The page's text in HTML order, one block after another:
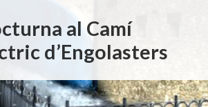
al Camí
d’Engolasters